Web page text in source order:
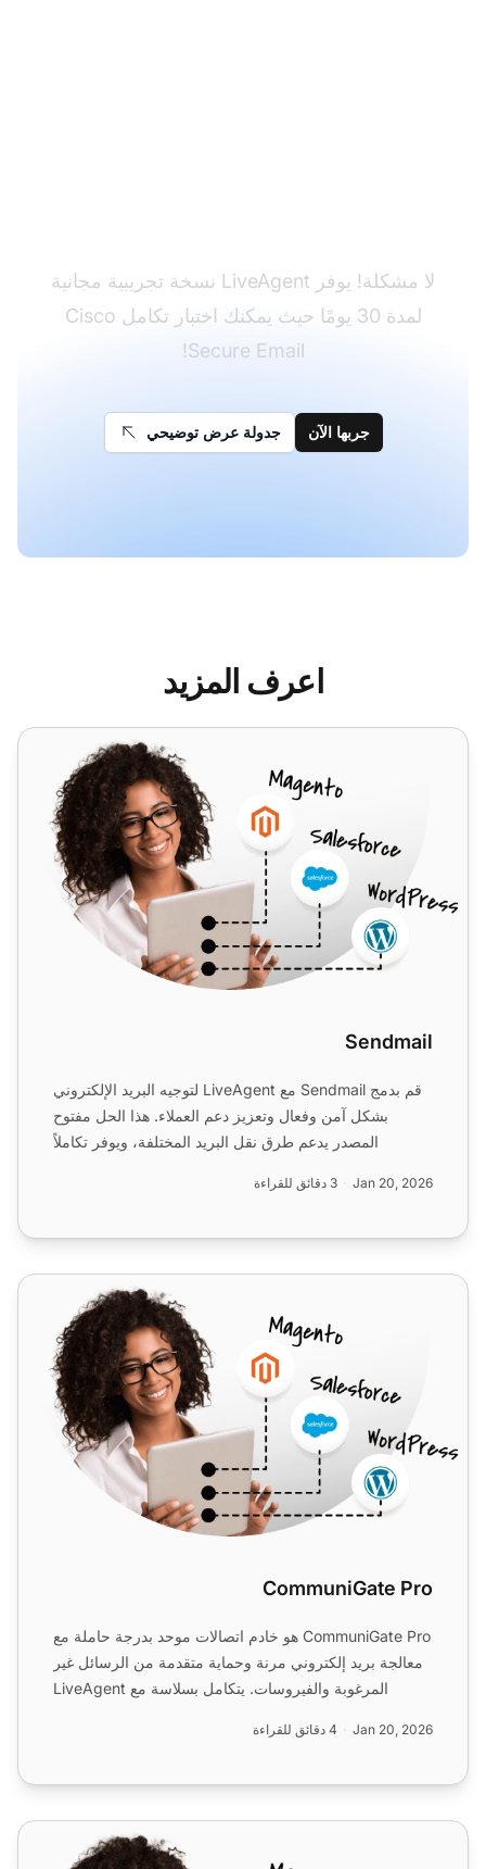
لا مشكلة! يوفر LiveAgent نسخة تجريبية مجانية
لمدة 30 يومًا حيث يمكنك اختبار تكامل Cisco
Secure Email!
جربها الآن جدولة عرض توضيحي
اعرف المزيد
Sendmail
Sendmail
قم بدمج Sendmail مع LiveAgent لتوجيه البريد الإلكتروني
بشكل آمن وفعال وتعزيز دعم العملاء. هذا الحل مفتوح
المصدر يدعم طرق نقل البريد المختلفة، ويوفر تكاملاً
Jan 20, 2026 3 دقائق للقراءة
CommuniGate Pro
CommuniGate Pro
CommuniGate Pro هو خادم اتصالات موحد بدرجة حاملة مع
معالجة بريد إلكتروني مرنة وحماية متقدمة من الرسائل غير
المرغوبة والفيروسات. يتكامل بسلاسة مع LiveAgent
Jan 20, 2026 4 دقائق للقراءة
MailEnable